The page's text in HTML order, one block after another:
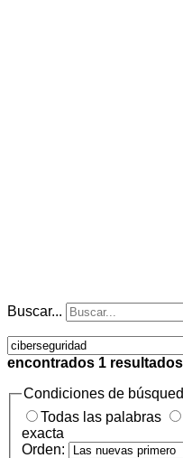
Buscar...
encontrados 1
Condiciones de
Todas las palabras
exacta
Orden: